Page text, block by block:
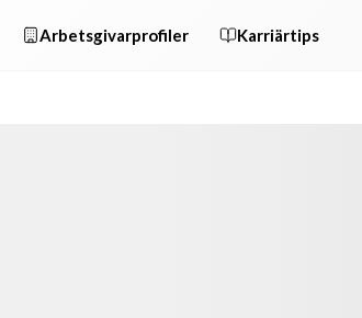
Arbetsgivarprofiler Karriärtips